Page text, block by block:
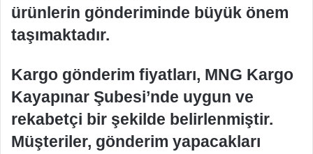
ürünlerin gönderiminde büyük önem
taşımaktadır.
Kargo gönderim fiyatları, MNG Kargo
Kayapınar Şubesi’nde uygun ve
rekabetçi bir şekilde belirlenmiştir.
Müşteriler, gönderim yapacakları